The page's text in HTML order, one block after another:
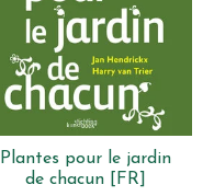
Plantes pour le jardin
de chacun [FR]